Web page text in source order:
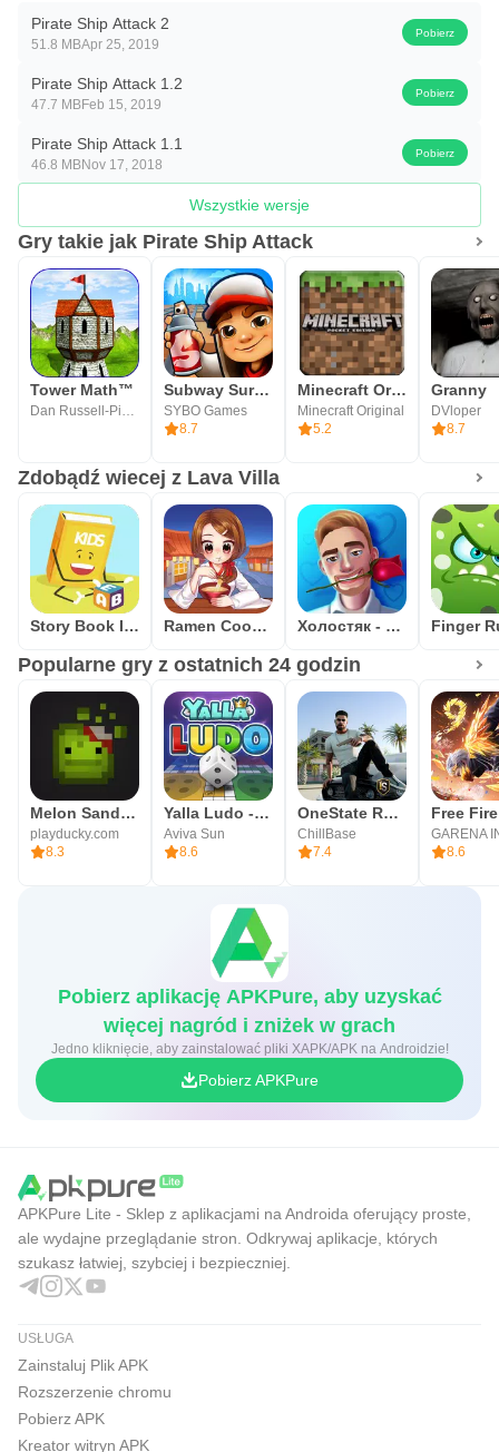
Pirate Ship Attack 2
51.8 MBApr 25, 2019
Pobierz
Pirate Ship Attack 1.2
47.7 MBFeb 15, 2019
Pobierz
Pirate Ship Attack 1.1
46.8 MBNov 17, 2018
Pobierz
Wszystkie wersje
Gry takie jak Pirate Ship Attack
Tower Math™
Dan Russell-Pinson
Subway Surfers
SYBO Games
8.7
Minecraft Original
Minecraft Original
5.2
Granny
DVloper
8.7
Zdobądź wiecej z Lava Villa
Story Book In English Free Offline Reading - USA Ramen Cooking Game Adventure Холостяк - квест игра
Popularne gry z ostatnich 24 godzin
Melon Sandbox
playducky.com
8.3
Yalla Ludo - Ludo&Jackaroo
Aviva Sun
8.6
OneState RP - Role Play Life
ChillBase
7.4
8.6
Pobierz aplikację APKPure, aby uzyskać
więcej nagród i zniżek w grach
Jedno kliknięcie, aby zainstalować pliki XAPK/APK na Androidzie!
Pobierz APKPure
APKPure Lite - Sklep z aplikacjami na Androida oferujący proste,
ale wydajne przeglądanie stron. Odkrywaj aplikacje, których
szukasz łatwiej, szybciej i bezpieczniej.
USŁUGA
Zainstaluj Plik APK
Rozszerzenie chromu
Pobierz APK
Kreator witryn APK